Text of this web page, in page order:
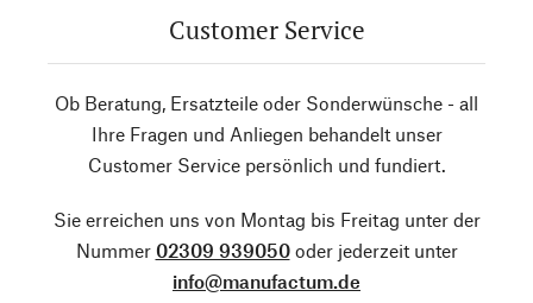
Customer Service
Ob Beratung, Ersatzteile oder Sonderwünsche - all
Ihre Fragen und Anliegen behandelt unser
Customer Service persönlich und fundiert.
Sie erreichen uns von Montag bis Freitag unter der
Nummer 02309 939050oder jederzeit unter
info@manufactum.de